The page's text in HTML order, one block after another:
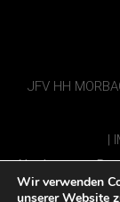
JFV HH
Nur Interner
Wir verwenden
unserer Website